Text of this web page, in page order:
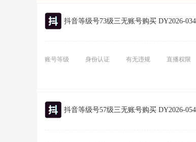
抖音等级号73级三无账号购买 DY2026-034
账号等级 身份认证 有无违规 直播权限
抖音等级号57级三无账号购买 DY2026-054